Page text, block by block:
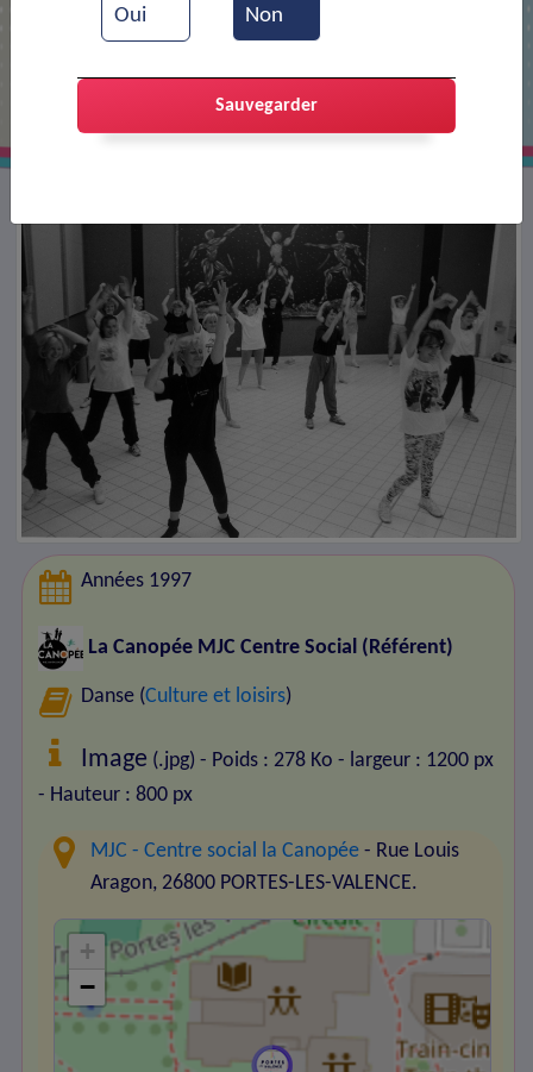
Années 1997
La Canopée MJC Centre Social (Référent)
Danse (Culture et loisirs)
Image (.jpg) - Poids : 278 Ko - largeur : 1200 px
- Hauteur : 800 px
MJC - Centre social la Canopée - Rue Louis
Aragon, 26800 PORTES-LES-VALENCE.
+
−
Oui Non
Sauvegarder